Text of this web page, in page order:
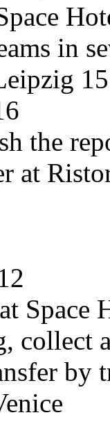
in
15
the
at
Space
collect
by